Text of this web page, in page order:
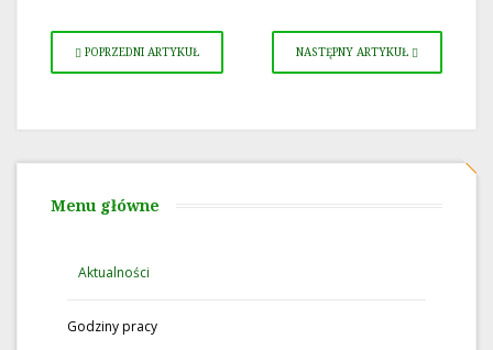
POPRZEDNI ARTYKUŁ NASTĘPNY ARTYKUŁ
Menu główne
Aktualności
Godziny pracy